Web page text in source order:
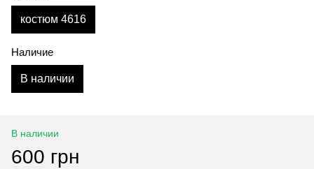
костюм 4616
Наличие
В наличии
В наличии
600 грн